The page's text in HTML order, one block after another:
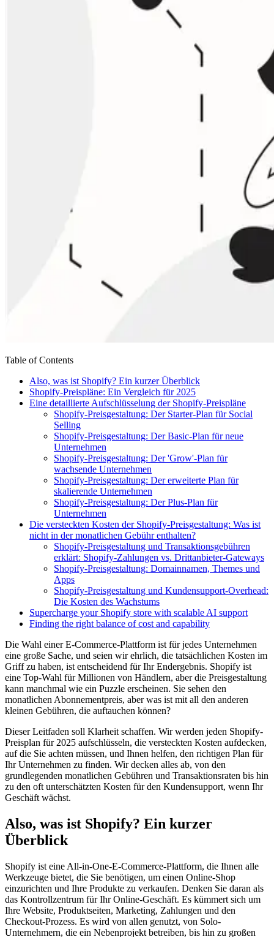
Table of Contents
Also, was ist Shopify? Ein kurzer Überblick
Shopify-Preispläne: Ein Vergleich für 2025
Eine detaillierte Aufschlüsselung der Shopify-Preispläne
Shopify-Preisgestaltung: Der Starter-Plan für Social
Selling
Shopify-Preisgestaltung: Der Basic-Plan für neue
Unternehmen
Shopify-Preisgestaltung: Der 'Grow'-Plan für
wachsende Unternehmen
Shopify-Preisgestaltung: Der erweiterte Plan für
skalierende Unternehmen
Shopify-Preisgestaltung: Der Plus-Plan für
Unternehmen
Die versteckten Kosten der Shopify-Preisgestaltung: Was ist
nicht in der monatlichen Gebühr enthalten?
Shopify-Preisgestaltung und Transaktionsgebühren
erklärt: Shopify-Zahlungen vs. Drittanbieter-Gateways
Shopify-Preisgestaltung: Domainnamen, Themes und
Apps
Shopify-Preisgestaltung und Kundensupport-Overhead:
Die Kosten des Wachstums
Supercharge your Shopify store with scalable AI support
Finding the right balance of cost and capability
Die Wahl einer E-Commerce-Plattform ist für jedes Unternehmen
eine große Sache, und seien wir ehrlich, die tatsächlichen Kosten im
Griff zu haben, ist entscheidend für Ihr Endergebnis. Shopify ist
eine Top-Wahl für Millionen von Händlern, aber die Preisgestaltung
kann manchmal wie ein Puzzle erscheinen. Sie sehen den
monatlichen Abonnementpreis, aber was ist mit all den anderen
kleinen Gebühren, die auftauchen können?
Dieser Leitfaden soll Klarheit schaffen. Wir werden jeden Shopify-
Preisplan für 2025 aufschlüsseln, die versteckten Kosten aufdecken,
auf die Sie achten müssen, und Ihnen helfen, den richtigen Plan für
Ihr Unternehmen zu finden. Wir decken alles ab, von den
grundlegenden monatlichen Gebühren und Transaktionsraten bis hin
zu den oft unterschätzten Kosten für den Kundensupport, wenn Ihr
Geschäft wächst.
Also, was ist Shopify? Ein kurzer
Überblick
Shopify ist eine All-in-One-E-Commerce-Plattform, die Ihnen alle
Werkzeuge bietet, die Sie benötigen, um einen Online-Shop
einzurichten und Ihre Produkte zu verkaufen. Denken Sie daran als
das Kontrollzentrum für Ihr Online-Geschäft. Es kümmert sich um
Ihre Website, Produktseiten, Marketing, Zahlungen und den
Checkout-Prozess. Es wird von allen genutzt, von Solo-
Unternehmern, die ein Nebenprojekt betreiben, bis hin zu großen